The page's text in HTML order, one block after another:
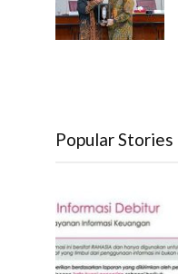
Popular Stories